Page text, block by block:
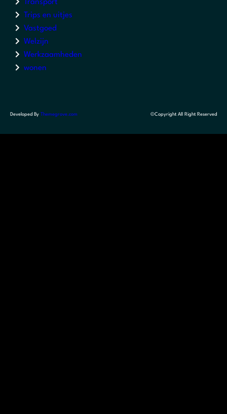
Transport
Trips en uitjes
Vastgoed
Welzijn
Werkzaamheden
wonen
Developed By Themegrove.com ©Copyright All Right Reserved